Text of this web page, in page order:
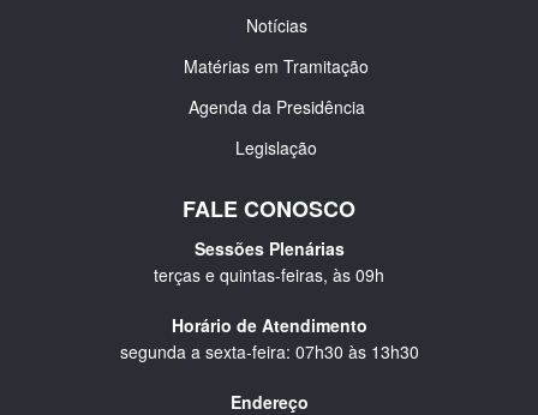
Notícias
Matérias em Tramitação
Agenda da Presidência
Legislação
FALE CONOSCO
Sessões Plenárias
terças e quintas-feiras, às 09h
Horário de Atendimento
segunda a sexta-feira: 07h30 às 13h30
Endereço